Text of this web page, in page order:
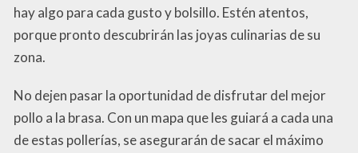
hay algo para cada gusto y bolsillo. Estén atentos,
porque pronto descubrirán las joyas culinarias de su
zona.
No dejen pasar la oportunidad de disfrutar del mejor
pollo a la brasa. Con un mapa que les guiará a cada una
de estas pollerías, se asegurarán de sacar el máximo